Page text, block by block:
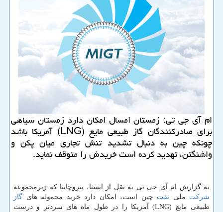
ام آی جی تی: زمستان امسال امكان دارد زمستان سیاهی
برای صادركنندگان گاز طبیعی مایع (LNG) آمریكا باشد
چونكه چین به دنبال تشدید تنش تجاری میان پكن و
واشنگتن، تهدید كرده است خریدش را متوقف نماید.
به گزارش ام آی جی تی به نقل از ایسنا، پتروچاینا كه زیرمجموعه
شركت ملی نفت چین است، امكان دارد خرید محموله های گاز
طبیعی مایع (LNG) آمریكا را در طول ماه های سردتر و درست